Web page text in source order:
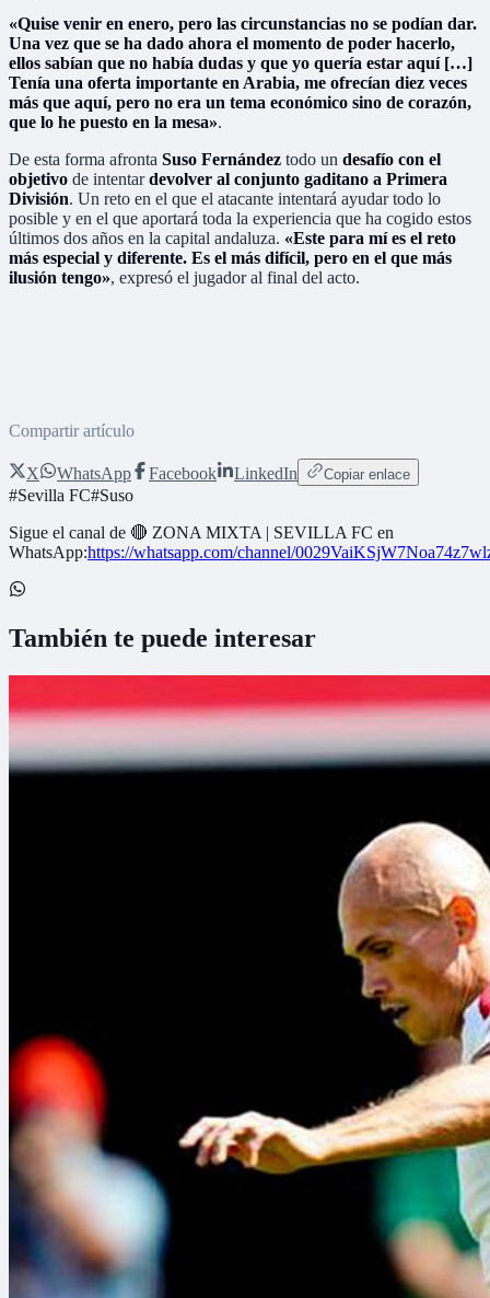
«Quise venir en enero, pero las circunstancias no se podían dar.
Una vez que se ha dado ahora el momento de poder hacerlo,
ellos sabían que no había dudas y que yo quería estar aquí […]
Tenía una oferta importante en Arabia, me ofrecían diez veces
más que aquí, pero no era un tema económico sino de corazón,
que lo he puesto en la mesa».
De esta forma afronta Suso Fernández todo un desafío con el
objetivo de intentardevolver al conjunto gaditano a Primera
División. Un reto en el que el atacante intentará ayudar todo lo
posible y en el que aportará toda la experiencia que ha cogido estos
últimos dos años en la capital andaluza. «Este para mí es el reto
más especial y diferente. Es el más difícil, pero en el que más
ilusión tengo», expresó el jugador al final del acto.
Compartir artículo
X WhatsApp Facebook LinkedIn Copiar enlace
#Sevilla FC#Suso
Sigue el canal de 🔴 ZONA MIXTA | SEVILLA FC en
WhatsApp:https://whatsapp.com/channel/
También te puede interesar